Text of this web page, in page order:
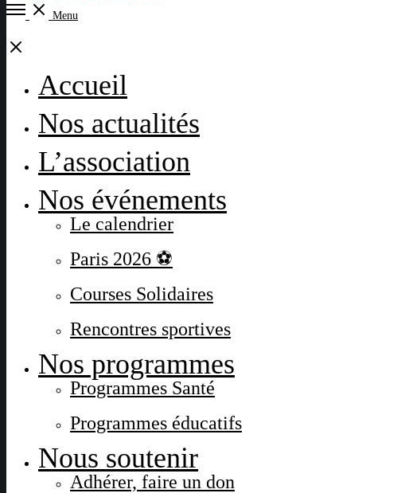
Open
Menu
Close
Accueil
Nos actualités
L’association
Nos événements
Le calendrier
Paris 2026 ⚽
Courses Solidaires
Rencontres sportives
Nos programmes
Programmes Santé
Programmes éducatifs
Nous soutenir
Adhérer, faire un don